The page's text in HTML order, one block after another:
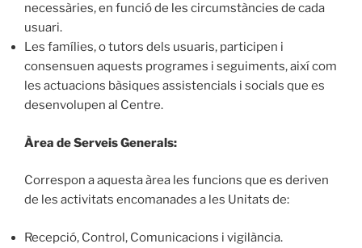
necessàries, en funció de les circumstàncies de cada
usuari.
Les famílies, o tutors dels usuaris, participen i
consensuen aquests programes i seguiments, així com
les actuacions bàsiques assistencials i socials que es
desenvolupen al Centre.
Àrea de Serveis Generals:
Correspon a aquesta àrea les funcions que es deriven
de les activitats encomanades a les Unitats de:
Recepció, Control, Comunicacions i vigilància.